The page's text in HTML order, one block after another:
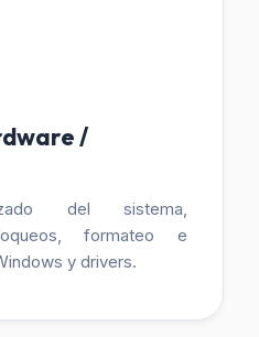
/
del sistema,
formateo e
y drivers.